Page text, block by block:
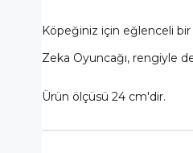
Köpeğiniz için eğlenceli
Zeka Oyuncağı, rengiyle
Ürün ölçüsü 24 cm'dir.